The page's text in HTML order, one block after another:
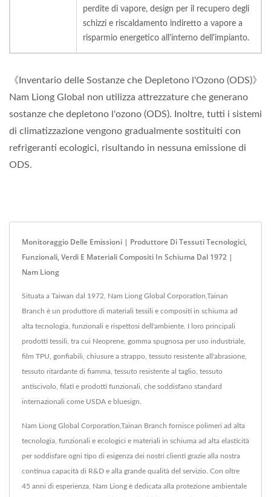
perdite di vapore, design per il recupero degli
schizzi e riscaldamento indiretto a vapore a
risparmio energetico all'interno dell'impianto.
《Inventario delle Sostanze che Depletono l'Ozono (ODS)》
Nam Liong Global non utilizza attrezzature che generano
sostanze che depletono l'ozono (ODS). Inoltre, tutti i sistemi
di climatizzazione vengono gradualmente sostituiti con
refrigeranti ecologici, risultando in nessuna emissione di
ODS.
Monitoraggio Delle Emissioni | Produttore Di Tessuti Tecnologici,
Funzionali, Verdi E Materiali Compositi In Schiuma Dal 1972 |
Nam Liong
Situata a Taiwan dal 1972, Nam Liong Global Corporation,Tainan
Branch è un produttore di materiali tessili e compositi in schiuma ad
alta tecnologia, funzionali e rispettosi dell'ambiente. I loro principali
prodotti tessili, tra cui Neoprene, gomma spugnosa per uso industriale,
film TPU, gonfiabili, chiusure a strappo, tessuto resistente all'abrasione,
tessuto ritardante di fiamma, tessuto resistente al taglio, tessuto
antiscivolo, filati e prodotti funzionali, che soddisfano standard
internazionali come USDA e bluesign.
Nam Liong Global Corporation,Tainan Branch fornisce polimeri ad alta
tecnologia, funzionali e ecologici e materiali in schiuma ad alta elasticità
per soddisfare ogni tipo di esigenza dei nostri clienti grazie alla nostra
continua capacità di R&D e alla grande qualità del servizio. Con oltre
45 anni di esperienza, Nam Liong è dedicata alla protezione ambientale